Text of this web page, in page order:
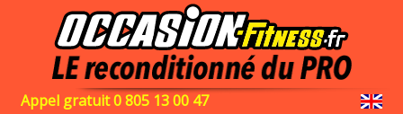
Appel gratuit 0 805 13 00 47